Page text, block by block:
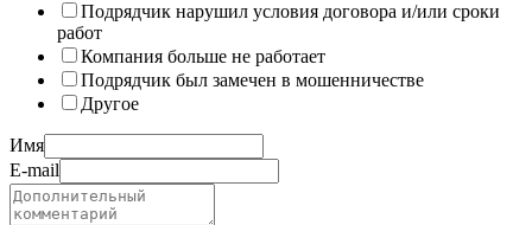
Подрядчик нарушил условия договора и/или сроки
работ
Компания больше не работает
Подрядчик был замечен в мошенничестве
Другое
Имя
E-mail